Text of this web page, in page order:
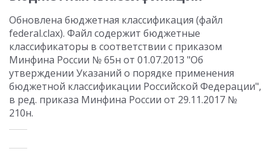
Обновлена бюджетная классификация (файл
federal.clax). Файл содержит бюджетные
классификаторы в соответствии с приказом
Минфина России № 65н от 01.07.2013 "Об
утверждении Указаний о порядке применения
бюджетной классификации Российской Федерации",
в ред. приказа Минфина России от 29.11.2017 №
210н.